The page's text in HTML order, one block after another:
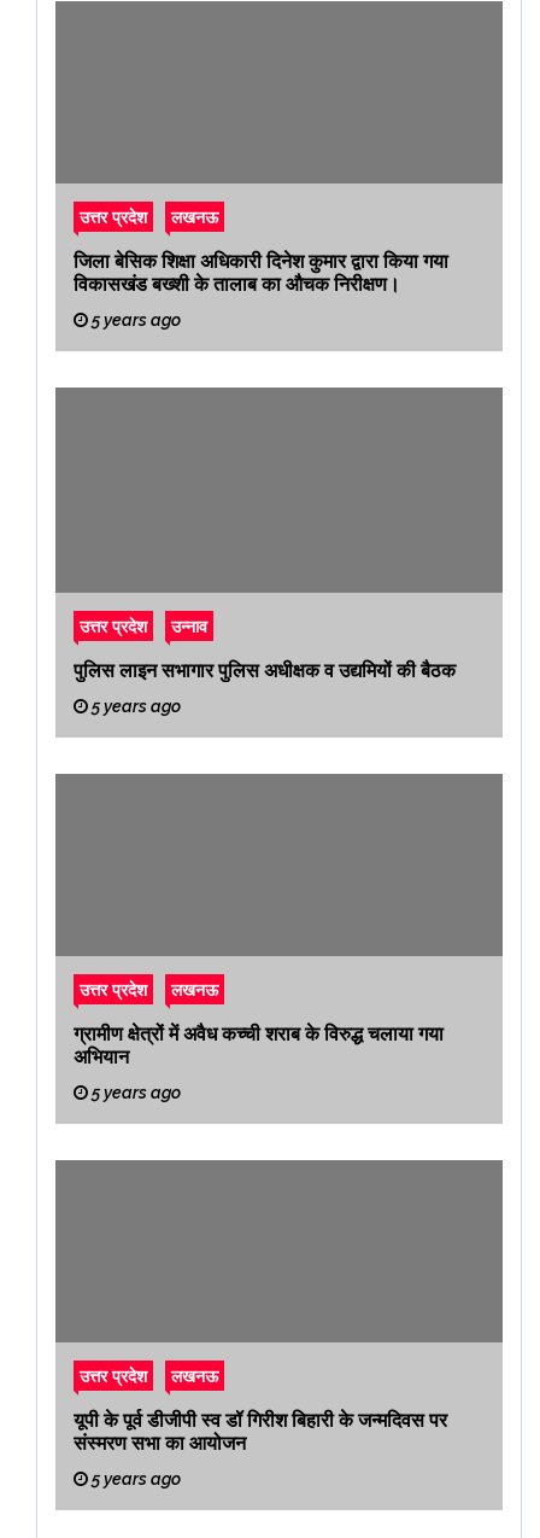
उत्तर प्रदेश लखनऊ
जिला बेसिक शिक्षा अधिकारी दिनेश कुमार द्वारा किया गया
विकासखंड बख्शी के तालाब का औचक निरीक्षण।
5 years ago
उत्तर प्रदेश उन्नाव
पुलिस लाइन सभागार पुलिस अधीक्षक व उद्यमियों की बैठक
5 years ago
उत्तर प्रदेश लखनऊ
ग्रामीण क्षेत्रों में अवैध कच्ची शराब के विरुद्ध चलाया गया
अभियान
5 years ago
उत्तर प्रदेश लखनऊ
यूपी के पूर्व डीजीपी स्व डॉ गिरीश बिहारी के जन्मदिवस पर
संस्मरण सभा का आयोजन
5 years ago